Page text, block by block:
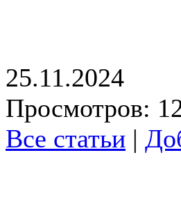
25.11.2024
Просмотров:
Все статьи |